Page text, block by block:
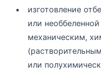
изготовление
или
механическим,
или